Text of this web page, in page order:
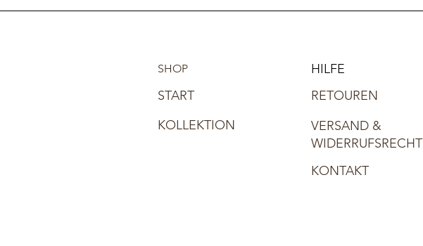
SHOP
START
KOLLEKTION
HILFE
RETOUREN
VERSAND &
WIDERRUFSRECHT
KONTAKT